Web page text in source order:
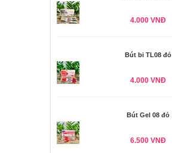
4.000 VNĐ
Bút bi TL08 đỏ
4.000 VNĐ
Bút Gel 08 đỏ
6.500 VNĐ